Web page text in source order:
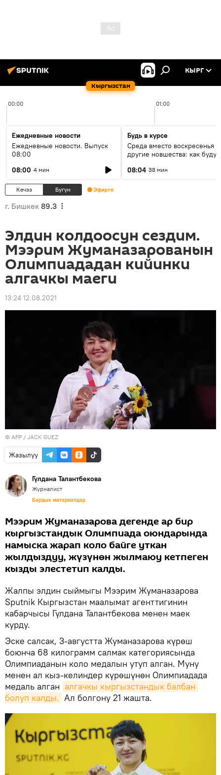
Кыргызстан
КЫРГ
00:00 01:00
Ежедневные новости
Ежедневные новости. Выпуск
08:00
08:00 4 мин
Будь в курсе
Среда вместо воскресенья и
другие новшества: как будут
08:04 38 мин
Кечээ Бүгүн Эфирге
г. Бишкек 89.3
Элдин колдоосун сездим.
Мээрим Жуманазарованын
Олимпиададан кийинки
алгачкы маеги
13:24 12.08.2021
© AFP / JACK GUEZ
Жазылуу
Гүлдана Талантбекова
Журналист
Бардык материалдар
Мээрим Жуманазарова дегенде ар бир
кыргызстандык Олимпиада оюндарында
намыска жарап коло байге уткан
жылдыздуу, жүзүнөн жылмаюу кетпеген
кызды элестетип калды.
Жалпы элдин сыймыгы Мээрим Жуманазарова
Sputnik Кыргызстан маалымат агенттигинин
кабарчысы Гүлдана Талантбекова менен маек
курду.
Эске салсак, 3-августта Жуманазарова күрөш
боюнча 68 килограмм салмак категориясында
Олимпиаданын коло медалын утуп алган. Муну
менен ал кыз-келиндер күрөшүнөн Олимпиадада
медаль алган алгачкы кыргызстандык балбан
болуп калды. Ал болгону 21 жашта.